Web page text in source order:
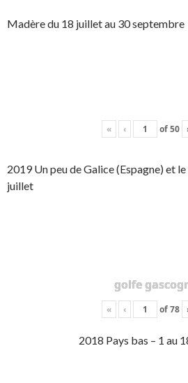
Madère du 18 juillet au 30 septembre
« ‹ of50
2019 Un peu de Galice (Espagne) et
juillet
golfe
« ‹ of78
2018 Pays bas – 1 au